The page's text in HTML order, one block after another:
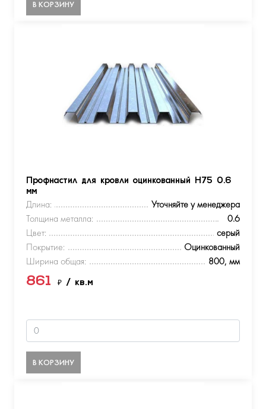
В КОРЗИНУ
Профнастил для кровли оцинкованный Н75 0.6
мм
Длина:
Уточняйте у менеджера
Толщина металла:
0.6
Цвет:
серый
Покрытие:
Оцинкованный
Ширина общая:
800, мм
861 ₽ / кв.м
В КОРЗИНУ